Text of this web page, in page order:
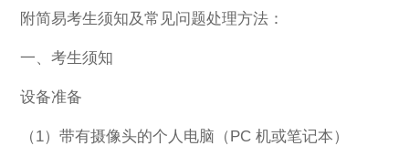
附简易考生须知及常见问题处理方法：
一、考生须知
设备准备
（1）带有摄像头的个人电脑（PC 机或笔记本）